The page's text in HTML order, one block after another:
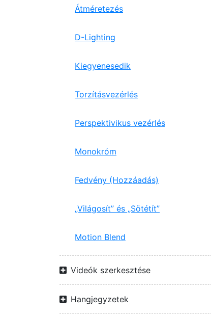
Átméretezés
D-Lighting
Kiegyenesedik
Torzításvezérlés
Perspektivikus vezérlés
Monokróm
Fedvény (Hozzáadás)
„Világosít” és „Sötétít”
Motion Blend
Videók szerkesztése
Hangjegyzetek